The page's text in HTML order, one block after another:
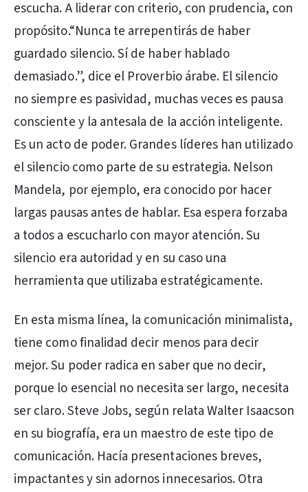
escucha. A liderar con criterio, con prudencia, con
propósito.“Nunca te arrepentirás de haber
guardado silencio. Sí de haber hablado
demasiado.”, dice el Proverbio árabe. El silencio
no siempre es pasividad, muchas veces es pausa
consciente y la antesala de la acción inteligente.
Es un acto de poder. Grandes líderes han utilizado
el silencio como parte de su estrategia. Nelson
Mandela, por ejemplo, era conocido por hacer
largas pausas antes de hablar. Esa espera forzaba
a todos a escucharlo con mayor atención. Su
silencio era autoridad y en su caso una
herramienta que utilizaba estratégicamente.
En esta misma línea, la comunicación minimalista,
tiene como finalidad decir menos para decir
mejor. Su poder radica en saber que no decir,
porque lo esencial no necesita ser largo, necesita
ser claro. Steve Jobs, según relata Walter Isaacson
en su biografía, era un maestro de este tipo de
comunicación. Hacía presentaciones breves,
impactantes y sin adornos innecesarios. Otra